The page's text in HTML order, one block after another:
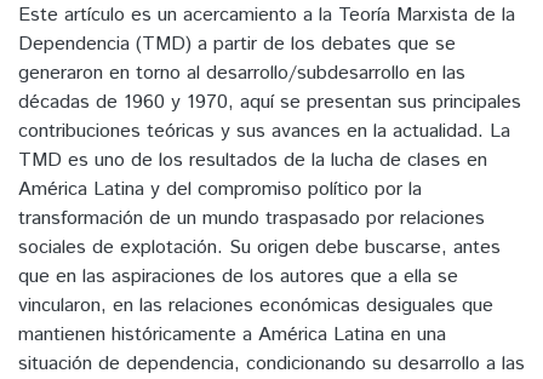
Este artículo es un acercamiento a la Teoría Marxista de la
Dependencia (TMD) a partir de los debates que se
generaron en torno al desarrollo/subdesarrollo en las
décadas de 1960 y 1970, aquí se presentan sus principales
contribuciones teóricas y sus avances en la actualidad. La
TMD es uno de los resultados de la lucha de clases en
América Latina y del compromiso político por la
transformación de un mundo traspasado por relaciones
sociales de explotación. Su origen debe buscarse, antes
que en las aspiraciones de los autores que a ella se
vincularon, en las relaciones económicas desiguales que
mantienen históricamente a América Latina en una
situación de dependencia, condicionando su desarrollo a las